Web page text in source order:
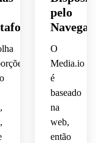
acabamento
neutro
escuro,
clima
fan-
art,
contornos
pelo
O
Media.io
é
baseado
na
web,
então